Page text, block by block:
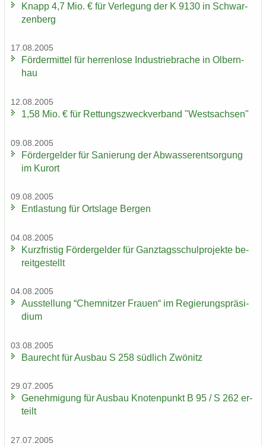
Knapp 4,7 Mio. € für Ver­le­gung der K 9130 in Schwar­
zen­berg
17.08.2005
För­der­mit­tel für her­ren­lo­se In­dus­trie­bra­che in Ol­bern­
hau
12.08.2005
1,58 Mio. € für Ret­tungs­zweck­ver­band "West­sach­sen"
09.08.2005
För­der­gel­der für Sa­nie­rung der Ab­was­ser­ent­sor­gung
im Kur­ort
09.08.2005
Ent­las­tung für Orts­la­ge Ber­gen
04.08.2005
Kurz­fris­tig För­der­gel­der für Ganz­tags­schul­pro­jek­te be­
reit­ge­stellt
04.08.2005
Aus­stel­lung “Chem­nit­zer Frau­en“ im Re­gie­rungs­prä­si­
di­um
03.08.2005
Bau­recht für Aus­bau S 258 süd­lich Zwö­nitz
29.07.2005
Ge­neh­mi­gung für Aus­bau Kno­ten­punkt B 95 / S 262 er­
teilt
27.07.2005